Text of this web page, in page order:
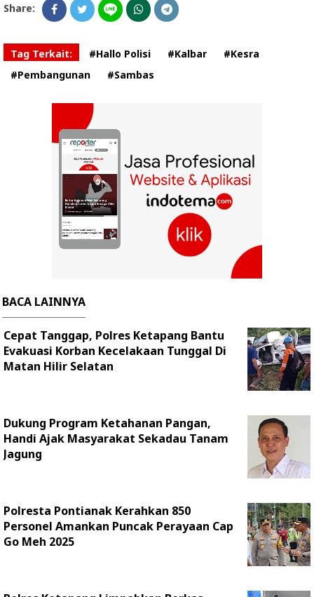
Share:
Tag Terkait: #Hallo Polisi #Kalbar
#Kesra
#Pembangunan
#Sambas
BACA LAINNYA
Cepat Tanggap, Polres Ketapang Bantu
Evakuasi Korban Kecelakaan Tunggal Di
Matan Hilir Selatan
Dukung Program Ketahanan Pangan,
Handi Ajak Masyarakat Sekadau Tanam
Jagung
Polresta Pontianak Kerahkan 850
Personel Amankan Puncak Perayaan Cap
Go Meh 2025